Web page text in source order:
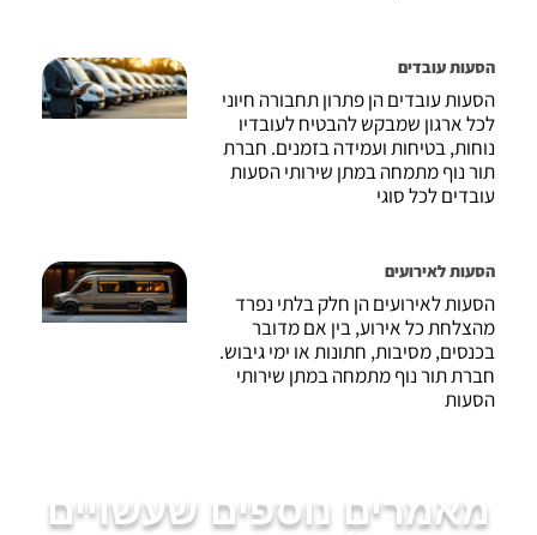
הסעות עובדים
הסעות עובדים הן פתרון תחבורה חיוני
לכל ארגון שמבקש להבטיח לעובדיו
נוחות, בטיחות ועמידה בזמנים. חברת
תור נוף מתמחה במתן שירותי הסעות
עובדים לכל סוגי
הסעות לאירועים
הסעות לאירועים הן חלק בלתי נפרד
מהצלחת כל אירוע, בין אם מדובר
בכנסים, מסיבות, חתונות או ימי גיבוש.
חברת תור נוף מתמחה במתן שירותי
הסעות
מאמרים נוספים שעשויים